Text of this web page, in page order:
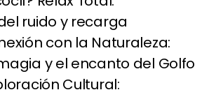
ruido y recarga
con la Naturaleza:
y el encanto del Golfo
Cultural: